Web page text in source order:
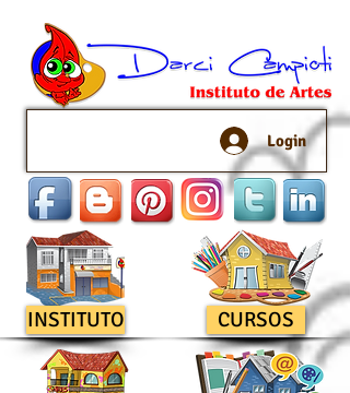
Login
INSTITUTO CURSOS